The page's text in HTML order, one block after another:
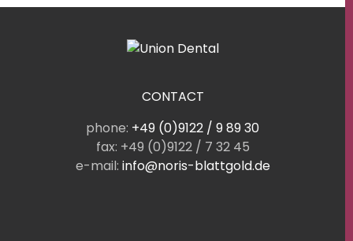
CONTACT
phone: +49 (0)9122 / 9 89 30
fax: +49 (0)9122 / 7 32 45
e-mail: info@noris-blattgold.de